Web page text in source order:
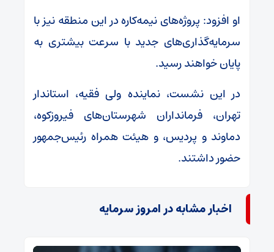
او افزود: پروژه‌های نیمه‌کاره در این منطقه نیز با
سرمایه‌گذاری‌های جدید با سرعت بیشتری به
پایان خواهند رسید.
در این نشست، نماینده ولی فقیه، استاندار
تهران، فرمانداران شهرستان‌های فیروزکوه،
دماوند و پردیس، و هیئت همراه رئیس‌جمهور
حضور داشتند.
اخبار مشابه در امروز سرمایه